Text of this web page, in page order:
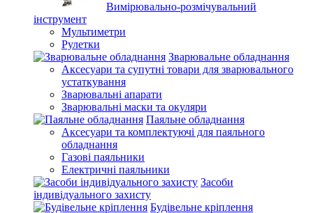
Вимірювально-розмічувальний
інструмент
Мультиметри
Рулетки
Зварювальне обладнання
Аксесуари та супутні товари для зварювального
устаткування
Зварювальні апарати
Зварювальні маски та окуляри
Паяльне обладнання
Аксесуари та комплектуючі для паяльного
обладнання
Газові паяльники
Електричні паяльники
Засоби
індивідуального захисту
Будівельне кріплення